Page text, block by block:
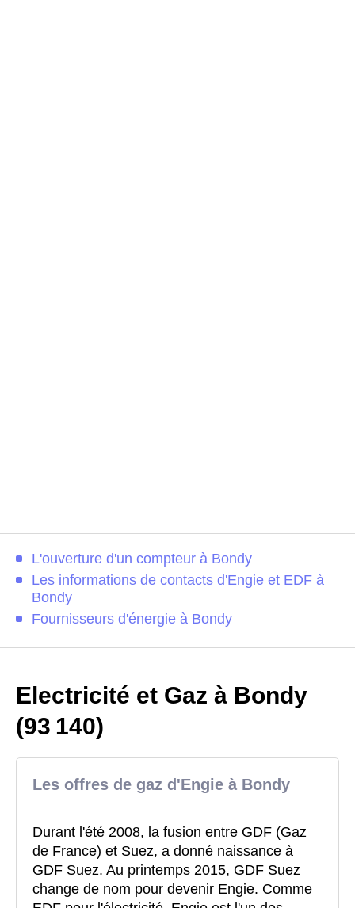
L'ouverture d'un compteur à Bondy
Les informations de contacts d'Engie et EDF à
Bondy
Fournisseurs d'énergie à Bondy
Electricité et Gaz à Bondy
(93 140)
Les offres de gaz d'Engie à Bondy
Durant l'été 2008, la fusion entre GDF (Gaz
de France) et Suez, a donné naissance à
GDF Suez. Au printemps 2015, GDF Suez
change de nom pour devenir Engie. Comme